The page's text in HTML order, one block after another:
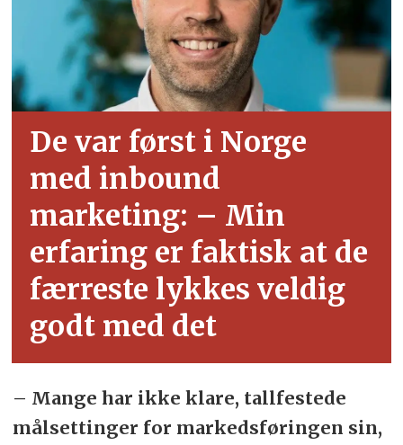
De var først i Norge
med inbound
marketing: – Min
erfaring er faktisk at de
færreste lykkes veldig
godt med det
– Mange har ikke klare, tallfestede
målsettinger for markedsføringen sin,